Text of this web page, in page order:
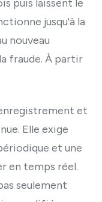
puis laissent le
jusqu'à la
nouveau
fraude. À partir
et
Elle exige
et une
en temps réel.
seulement